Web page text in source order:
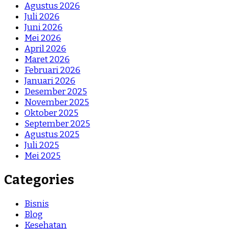
Agustus 2026
Juli 2026
Juni 2026
Mei 2026
April 2026
Maret 2026
Februari 2026
Januari 2026
Desember 2025
November 2025
Oktober 2025
September 2025
Agustus 2025
Juli 2025
Mei 2025
Categories
Bisnis
Blog
Kesehatan